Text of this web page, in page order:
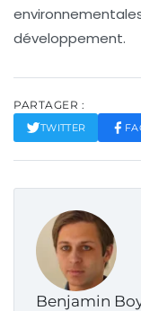
développement.
PARTAGER :
TWITTER
Benjamin